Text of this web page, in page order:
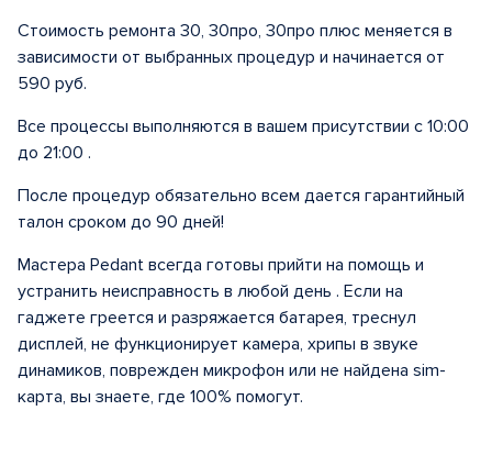
Стоимость ремонта 30, 30про, 30про плюс меняется в
зависимости от выбранных процедур и начинается от
590 руб.
Все процессы выполняются в вашем присутствии с 10:00
до 21:00 .
После процедур обязательно всем дается гарантийный
талон сроком до 90 дней!
Мастера Pedant всегда готовы прийти на помощь и
устранить неисправность в любой день . Если на
гаджете греется и разряжается батарея, треснул
дисплей, не функционирует камера, хрипы в звуке
динамиков, поврежден микрофон или не найдена sim-
карта, вы знаете, где 100% помогут.